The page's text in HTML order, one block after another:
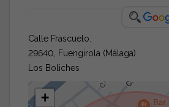
Calle Frascuelo.
29640, Fuengirola (Málaga)
Los Boliches
+